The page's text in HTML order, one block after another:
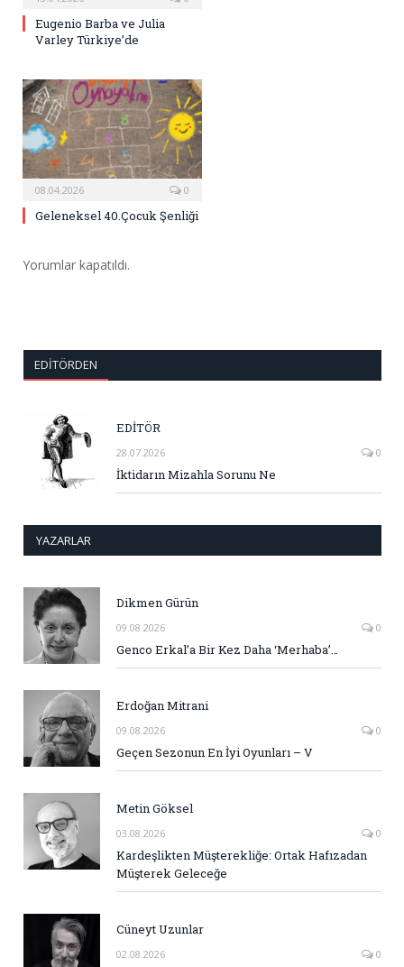
Eugenio Barba ve Julia
Varley Türkiye’de
08.04.2026 0
Geleneksel 40.Çocuk Şenliği
Yorumlar kapatıldı.
EDITÖRDEN
EDİTÖR
28.07.2026 0
İktidarın Mizahla Sorunu Ne
YAZARLAR
Dikmen Gürün
09.08.2026 0
Genco Erkal’a Bir Kez Daha ‘Merhaba’…
Erdoğan Mitrani
09.08.2026 0
Geçen Sezonun En İyi Oyunları – V
Metin Göksel
03.08.2026 0
Kardeşlikten Müşterekliğe: Ortak Hafızadan
Müşterek Geleceğe
Cüneyt Uzunlar
02.08.2026 0